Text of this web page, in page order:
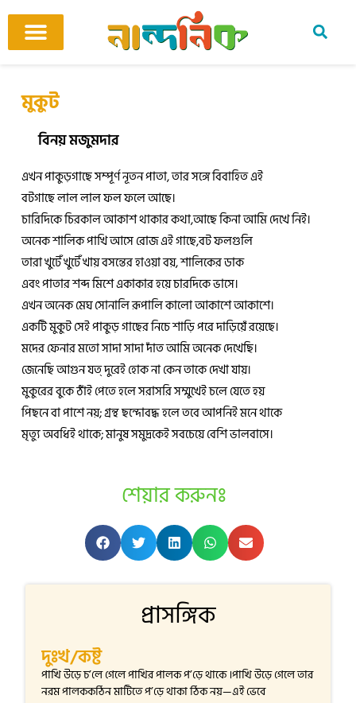
content
মুকুট
বিনয় মজুমদার
এখন পাকুড়গাছে সম্পূর্ণ নূতন পাতা, তার সঙ্গে বিবাহিত এই
বটগাছে লাল লাল ফল ফলে আছে।
চারিদিকে চিরকাল আকাশ থাকার কথা,আছে কিনা আমি দেখে নিই।
অনেক শালিক পাখি আসে রোজ এই গাছে,বট ফলগুলি
তারা খুটেঁ খুটেঁ খায় বসন্তের হাওয়া বয়, শালিকের ডাক
এবং পাতার শব্দ মিশে একাকার হয়ে চারদিকে ভাসে।
এখন অনেক মেঘ সোনালি রূপালি কালো আকাশে আকাশে।
একটি মুকুট সেই পাকুড় গাছের নিচে শাড়ি পরে দাড়িয়েঁ রয়েছে।
মদের ফেনার মতো সাদা সাদা দাঁত আমি অনেক দেখেছি।
জেনেছি আগুন যত্ দুরেই হোক না কেন তাকে দেখা যায়।
মুকুরের বুকে ঠাঁই পেতে হলে সরাসরি সম্মুখেই চলে যেতে হয়
পিছনে বা পাশে নয়; গ্রন্থ ছন্দোবদ্ধ হলে তবে আপনিই মনে থাকে
মৃত্যু অবধিই থাকে; মানুষ সমুদ্রকেই সবচেয়ে বেশি ভালবাসে।
শেয়ার করুনঃ
প্রাসঙ্গিক
দুঃখ/কষ্ট
পাখি উড়ে চ’লে গেলে পাখির পালক প’ড়ে থাকে ।পাখি উড়ে গেলে তার
নরম পালককঠিন মাটিতে প’ড়ে থাকা ঠিক নয়—এই ভেবে